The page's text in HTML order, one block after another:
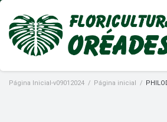
Página Inicial-v09012024 / Página inicial /